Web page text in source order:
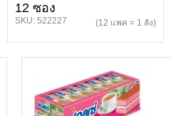
12 ซอง
SKU: 522227 (12 แพค = 1 ลัง)